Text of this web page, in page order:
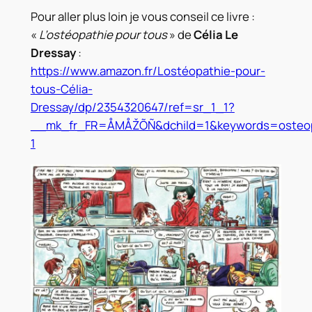
Pour aller plus loin je vous conseil ce livre :
« L’ostéopathie pour tous» deCélia Le
Dressay:
https://www.amazon.fr/Lostéopathie-pour-
tous-Célia-
Dressay/dp/2354320647/ref=sr_1_1?
1